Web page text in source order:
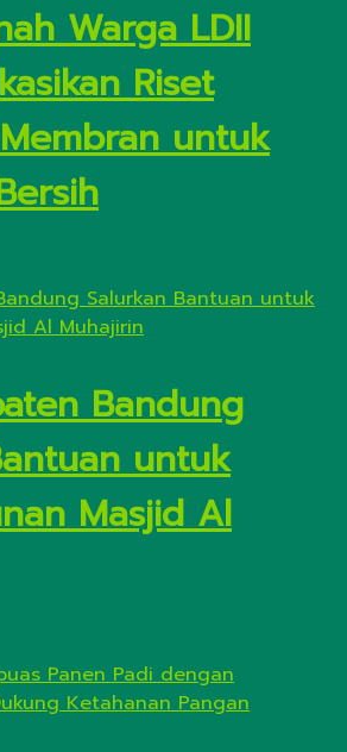
Warga LDII
Riset
untuk
Bandung
untuk
Masjid Al